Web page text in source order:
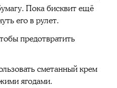
Пока бисквит ещё
его в рулет.
предотвратить
сметанный крем
ягодами.